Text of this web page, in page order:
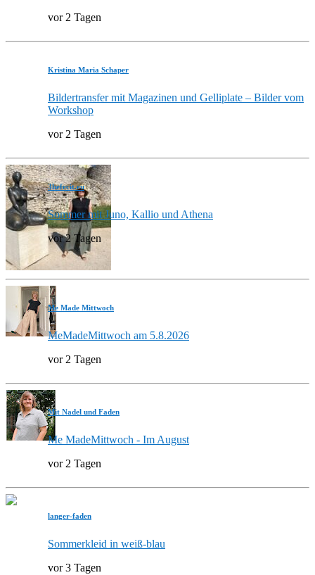
vor 2 Tagen
Kristina Maria Schaper
Bildertransfer mit Magazinen und Gelliplate – Bilder vom
Workshop
vor 2 Tagen
3hefecit.eu
Sommer mit Juno, Kallio und Athena
vor 2 Tagen
Me Made Mittwoch
MeMadeMittwoch am 5.8.2026
vor 2 Tagen
Mit Nadel und Faden
Me MadeMittwoch - Im August
vor 2 Tagen
langer-faden
Sommerkleid in weiß-blau
vor 3 Tagen